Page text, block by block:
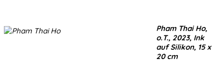
Pham Thai Ho,
o.T., 2023, Ink
auf Silikon, 15 x
20 cm